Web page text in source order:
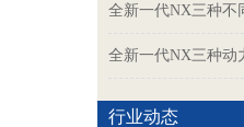
全新一代NX三种不
全新一代NX三种动
行业动态